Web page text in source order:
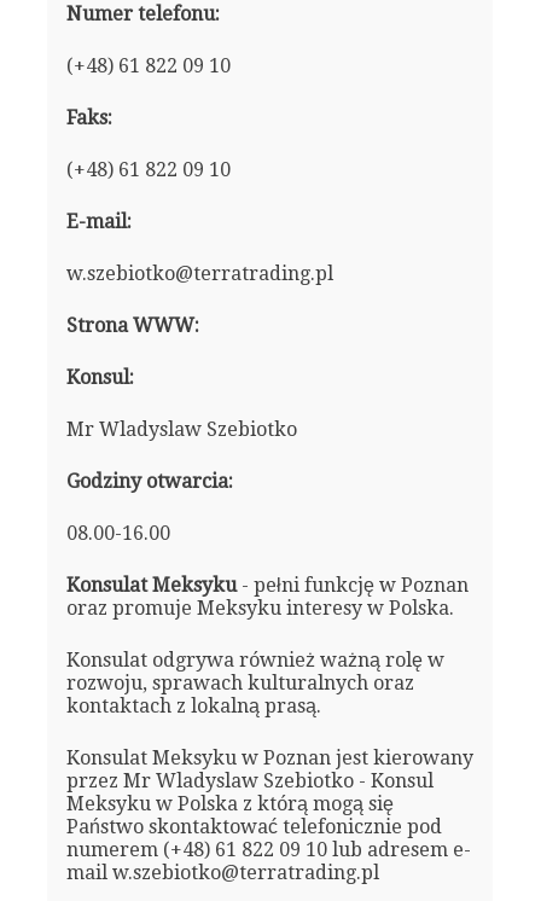
Numer telefonu:
(+48) 61 822 09 10
Faks:
(+48) 61 822 09 10
E-mail:
w.szebiotko@terratrading.pl
Strona WWW:
Konsul:
Mr Wladyslaw Szebiotko
Godziny otwarcia:
08.00-16.00
Konsulat Meksyku- pełni funkcję w Poznan
oraz promuje Meksyku interesy w Polska.
Konsulat odgrywa również ważną rolę w
rozwoju, sprawach kulturalnych oraz
kontaktach z lokalną prasą.
Konsulat Meksyku w Poznan jest kierowany
przez Mr Wladyslaw Szebiotko - Konsul
Meksyku w Polska z którą mogą się
Państwo skontaktować telefonicznie pod
numerem (+48) 61 822 09 10 lub adresem e-
mail w.szebiotko@terratrading.pl